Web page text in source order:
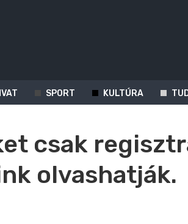
SPORT KULTÚRA
csak
olvashatják.